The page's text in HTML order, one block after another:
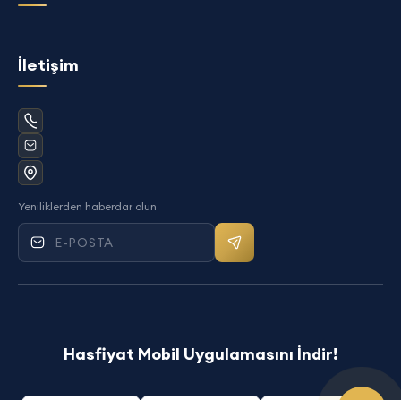
İletişim
Yeniliklerden haberdar olun
Mail bültenine kayıt ol
Hasfiyat Mobil Uygulamasını İndir!